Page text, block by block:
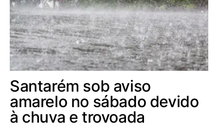
Santarém sob aviso
amarelo no sábado devido
à chuva e trovoada